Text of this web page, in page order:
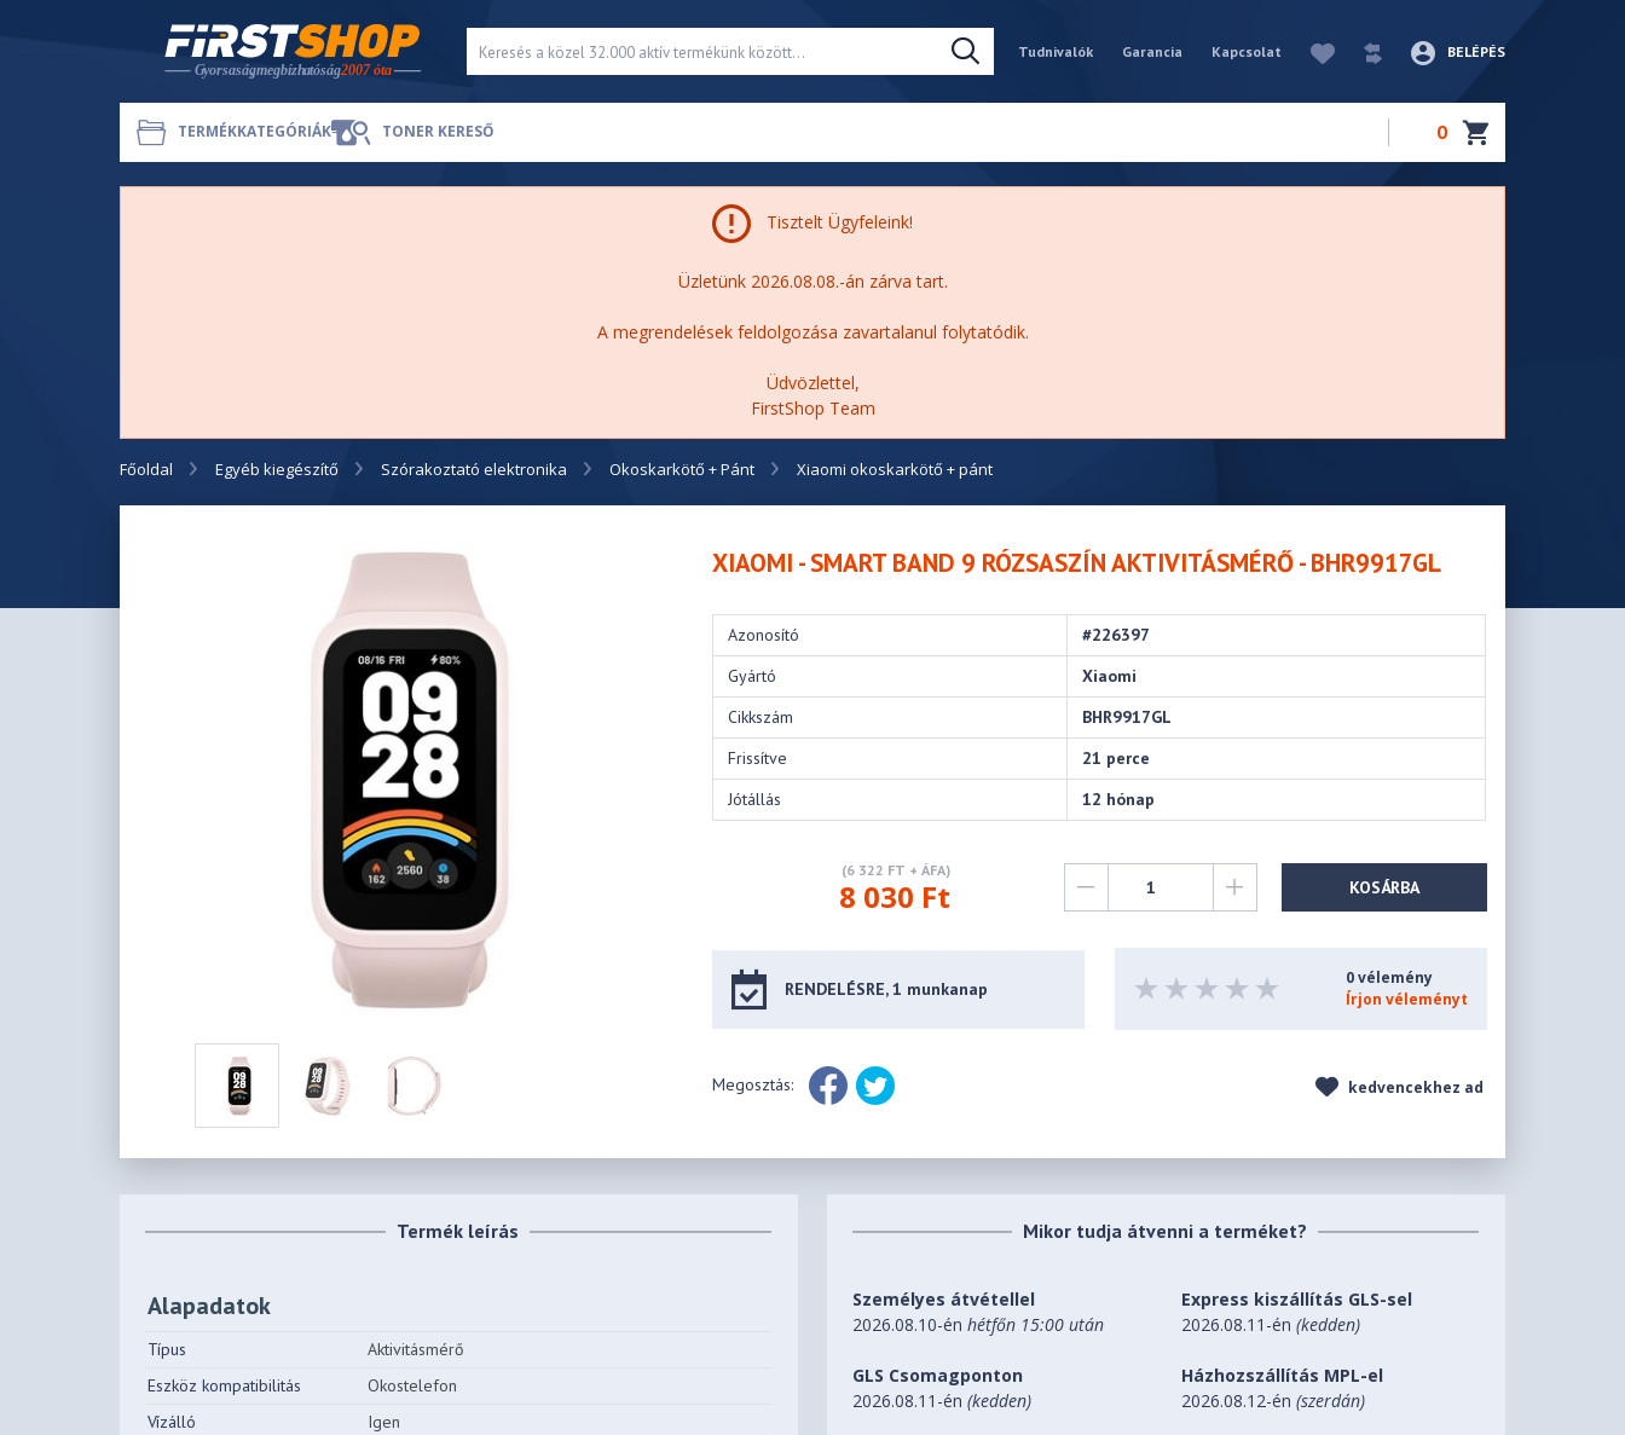
Tudnivalók Garancia Kapcsolat BELÉPÉS
TERMÉKKATEGÓRIÁK TONER KERESŐ 0
Tisztelt Ügyfeleink!
Üzletünk 2026.08.08.-án zárva tart.
A megrendelések feldolgozása zavartalanul folytatódik.
Üdvözlettel,
FirstShop Team
Főoldal Egyéb kiegészítő Szórakoztató elektronika Okoskarkötő + Pánt Xiaomi okoskarkötő + pánt
XIAOMI - SMART BAND 9 RÓZSASZÍN AKTIVITÁSMÉRŐ - BHR9917GL
Azonosító
#226397
Gyártó
Xiaomi
Cikkszám
BHR9917GL
Frissítve
21 perce
Jótállás
12 hónap
(6 322 FT + ÁFA)
8 030 Ft KOSÁRBA
RENDELÉSRE, 1 munkanap
0 vélemény
Írjon véleményt
Megosztás: kedvencekhez ad
Termék leírás
Alapadatok
Típus
Aktivitásmérő
Eszköz kompatibilitás
Okostelefon
Vízálló
Igen
Mikor tudja átvenni a terméket?
Személyes átvétellel
2026.08.10-énhétfőn 15:00 után
Express kiszállítás GLS-sel
2026.08.11-én (kedden)
GLS Csomagponton
2026.08.11-én(kedden)
Házhozszállítás MPL-el
2026.08.12-én (szerdán)